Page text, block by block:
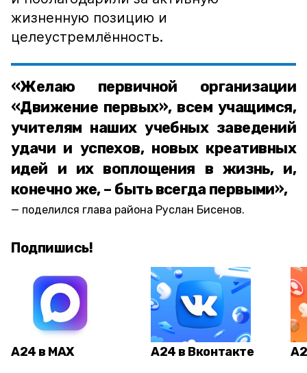
жизненную позицию и
целеустремлённость.
«Желаю первичной организации
«Движение первых», всем учащимся,
учителям наших учебных заведений
удачи и успехов, новых креативных
идей и их воплощения в жизнь, и,
конечно же, – быть всегда первыми»,
поделился глава района Руслан Бисенов.
Подпишись!
А24 в MAX А24 в Вконтакте